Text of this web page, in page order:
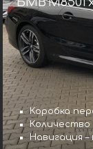
Коробка
Количество
Навигация